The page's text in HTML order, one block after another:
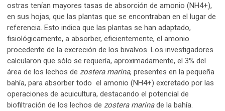
ostras tenían mayores tasas de absorción de amonio (NH4+),
en sus hojas, que las plantas que se encontraban en el lugar de
referencia. Esto indica que las plantas se han adaptado,
fisiológicamente, a absorber, eficientemente, el amonio
procedente de la excreción de los bivalvos. Los investigadores
calcularon que sólo se requería, aproximadamente, el 3% del
área de los lechos de zostera marina, presentes en la pequeña
bahía, para absorber todo el amonio (NH4+) excretado por las
operaciones de acuicultura, destacando el potencial de
biofiltración de los lechos de zostera marinade la bahía.